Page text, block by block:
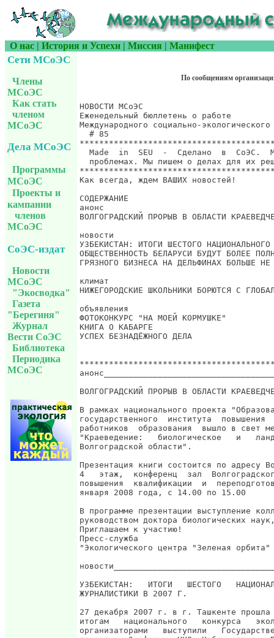
О нас | История и Успехи | Миссия | Манифест
Сети МСоЭС
Члены
МСоЭС
Как стать
членом
МСоЭС
Дела МСоЭС
Программы
МСоЭС
Проекты и
кампании
членов
МСоЭС
СоЭС-издат
Новости
МСоЭС
"Экосводка"
Газета
"Берегиня"
Журнал
Вести СоЭС
Библиотека
Периодика
МСоЭС
По сообщениям